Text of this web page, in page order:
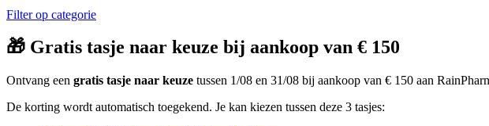
Filter op categorie
🎁 Gratis tasje naar keuze bij aankoop van € 150
Ontvang een gratis tasje naar keuze tussen 1/08 en 31/08 bij aankoop van € 150 aan
De korting wordt automatisch toegekend. Je kan kiezen tussen deze 3 tasjes: